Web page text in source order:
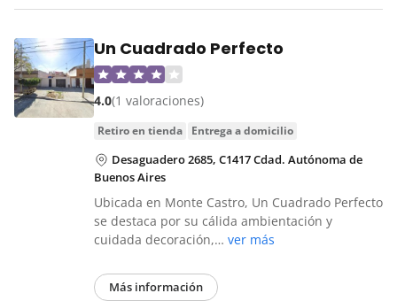
Un Cuadrado Perfecto
4.0(1 valoraciones)
retiro en tienda entrega a domicilio
Desaguadero 2685, C1417 Cdad. Autónoma de
Buenos Aires
Ubicada en Monte Castro, Un Cuadrado Perfecto
se destaca por su cálida ambientación y
cuidada decoración,… ver más
Más información